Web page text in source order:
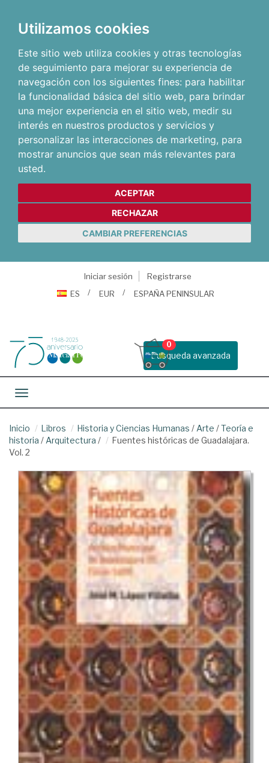
Utilizamos cookies
Este sitio web utiliza cookies y otras tecnologías
de seguimiento para mejorar su experiencia de
navegación con los siguientes fines: para habilitar
la funcionalidad básica del sitio web, para brindar
una mejor experiencia en el sitio web, medir su
interés en nuestros productos y servicios y
personalizar las interacciones de marketing, para
mostrar anuncios que sean más relevantes para
usted.
ACEPTAR
RECHAZAR
CAMBIAR PREFERENCIAS
Iniciar sesión
Registrarse
ES
EUR ESPAÑA PENINSULAR
Busqueda avanzada
0
Toggle navigation
Inicio Libros Historia y Ciencias Humanas / Arte /Teoría e
historia / Arquitectura /
Fuentes históricas de Guadalajara.
Vol. 2